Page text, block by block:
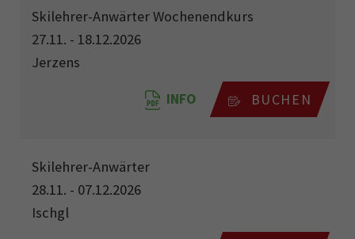
Skilehrer-Anwärter Wochenendkurs
27.11. - 18.12.2026
Jerzens
INFO BUCHEN
Skilehrer-Anwärter
28.11. - 07.12.2026
Ischgl